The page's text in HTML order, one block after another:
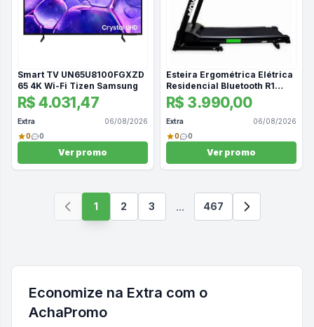
Smart TV UN65U8100FGXZD
65 4K Wi-Fi Tizen Samsung
R$ 4.031,47
Extra
06/08/2026
0
0
Ver promo
Esteira Ergométrica Elétrica
Residencial Bluetooth R1
Move
R$ 3.990,00
Extra
06/08/2026
0
0
Ver promo
1 2 3 ... 467
Economize na Extra com o
AchaPromo